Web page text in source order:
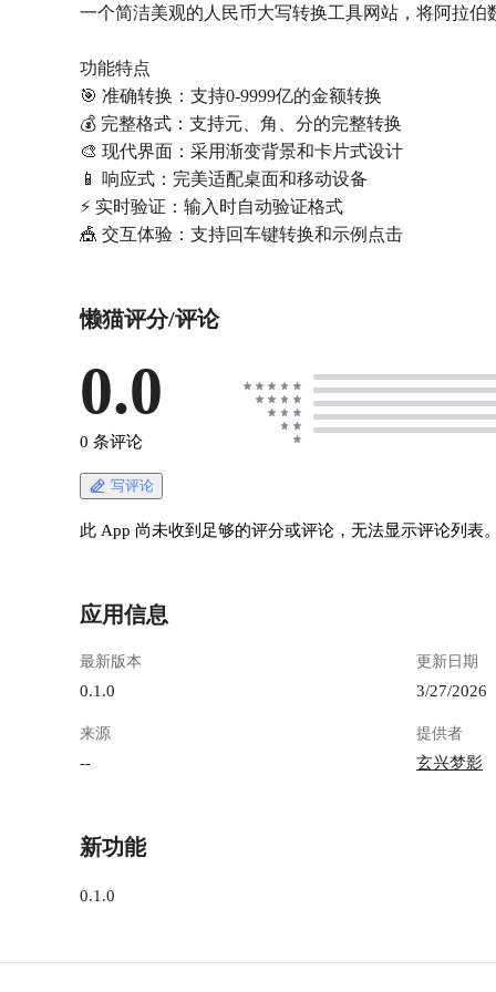
一个简洁美观的人民币大写转换工具网站，将阿拉伯
功能特点
🎯 准确转换：支持0-9999亿的金额转换
💰 完整格式：支持元、角、分的完整转换
🎨 现代界面：采用渐变背景和卡片式设计
📱 响应式：完美适配桌面和移动设备
⚡ 实时验证：输入时自动验证格式
🎪 交互体验：支持回车键转换和示例点击
懒猫评分/评论
0.0
0 条评论
写评论
此 App 尚未收到足够的评分或评论，无法显示评论列表
应用信息
最新版本
0.1.0
更新日期
3/27/2026
来源
--
提供者
玄兴梦影
新功能
0.1.0